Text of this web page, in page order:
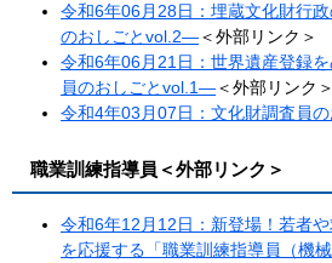
令和6年06月28日：埋蔵文化財行
のおしごとvol.2―＜外部リンク＞
令和6年06月21日：世界遺産登録
員のおしごとvol.1―＜外部リンク＞
令和4年03月07日：文化財調査員
職業訓練指導員 ＜外部リンク＞
令和6年12月12日：新登場！若者
を応援する「職業訓練指導員（機械